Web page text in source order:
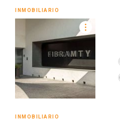
INMOBILIARIO
INMOBILIARIO